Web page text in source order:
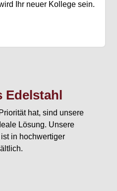
Ihr neuer Kollege sein.
Edelstahl
hat, sind unsere
Lösung. Unsere
in hochwertiger